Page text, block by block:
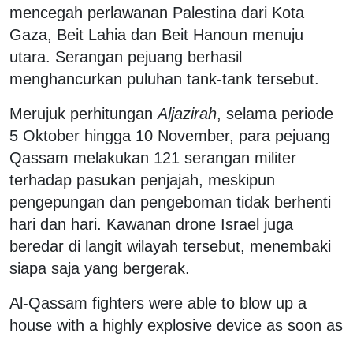
mencegah perlawanan Palestina dari Kota
Gaza, Beit Lahia dan Beit Hanoun menuju
utara. Serangan pejuang berhasil
menghancurkan puluhan tank-tank tersebut.
Merujuk perhitunganAljazirah, selama periode
5 Oktober hingga 10 November, para pejuang
Qassam melakukan 121 serangan militer
terhadap pasukan penjajah, meskipun
pengepungan dan pengeboman tidak berhenti
hari dan hari. Kawanan drone Israel juga
beredar di langit wilayah tersebut, menembaki
siapa saja yang bergerak.
Al-Qassam fighters were able to blow up a
house with a highly explosive device as soon as